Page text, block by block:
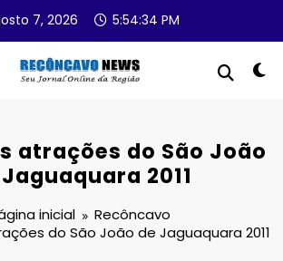
7, 2026 5:54:34 PM
atrações do São João
2011
inicial
Recôncavo
do São João de Jaguaquara 2011